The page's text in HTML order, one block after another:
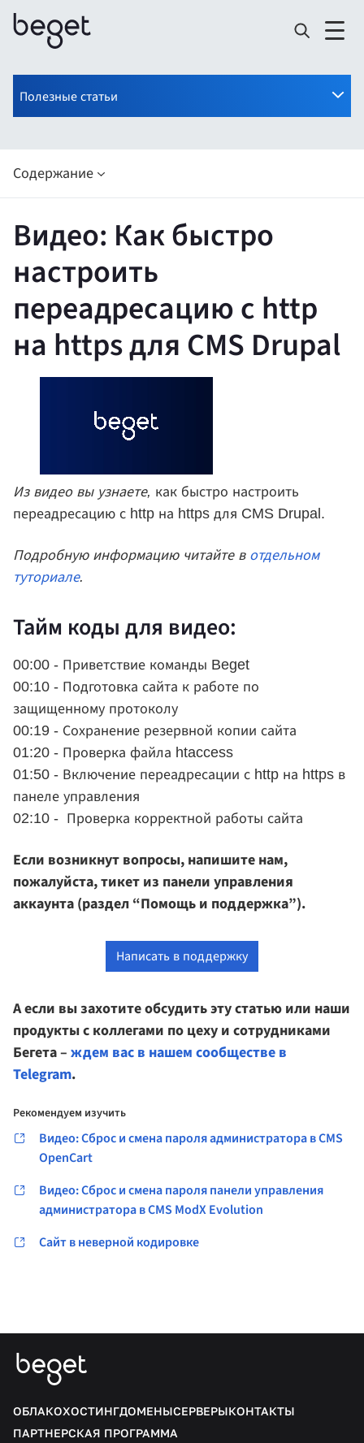
Полезные статьи
Содержание
Видео: Как быстро
настроить
переадресацию с http
на https для CMS Drupal
Из видео вы узнаете, как быстро настроить
переадресацию с http на https для CMS Drupal.
Подробную информацию читайте в отдельном
туториале.
Тайм коды для видео:
00:00 - Приветствие команды Beget
00:10 - Подготовка сайта к работе по
защищенному протоколу
00:19 - Сохранение резервной копии сайта
01:20 - Проверка файла htaccess
01:50 - Включение переадресации с http на https в
панеле управления
02:10 - Проверка корректной работы сайта
Если возникнут вопросы, напишите нам,
пожалуйста, тикет из панели управления
аккаунта (раздел “Помощь и поддержка”).
Написать в поддержку
А если вы захотите обсудить эту статью или наши
продукты с коллегами по цеху и сотрудниками
Бегета – ждем вас в нашем сообществе в
Telegram.
Рекомендуем изучить
Видео: Сброс и смена пароля администратора в CMS
OpenCart
Видео: Сброс и смена пароля панели управления
администратора в CMS ModX Evolution
Сайт в неверной кодировке
ОБЛАКОХОСТИНГДОМЕНЫСЕРВЕРЫКОНТАКТЫ
ПАРТНЕРСКАЯ ПРОГРАММА